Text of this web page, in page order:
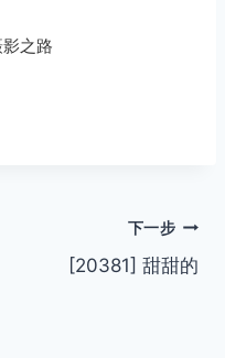
之路
下一步
[20381] 甜甜的